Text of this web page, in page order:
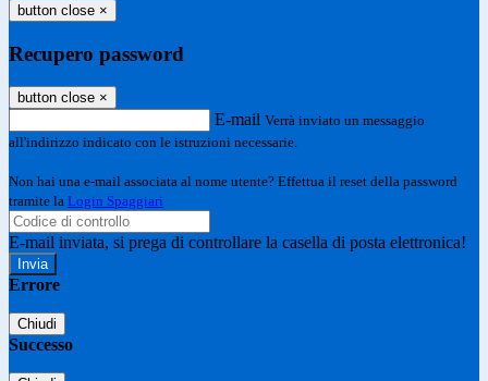
button close ×
Recupero password
button close ×
E-mail Verrà inviato un messaggio
all'indirizzo indicato con le istruzioni necessarie.
Non hai una e-mail associata al nome utente? Effettua il reset della password
tramite la Login Spaggiari
E-mail inviata, si prega di controllare la casella di posta elettronica!
Errore
Chiudi
Successo